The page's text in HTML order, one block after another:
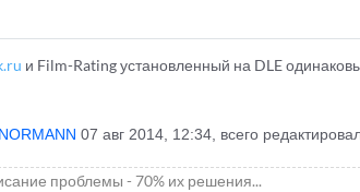
и Film-Rating установленный на DLE
NORMANN 07 авг 2014, 12:34, всего
проблемы - 70% их решения...